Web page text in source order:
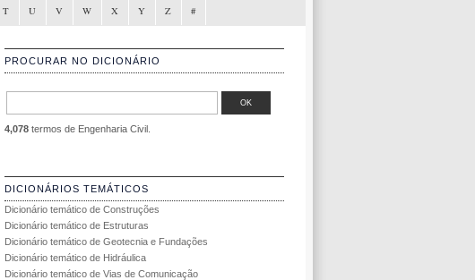
T U V W X Y Z #
PROCURAR NO DICIONÁRIO
4,078termos de Engenharia Civil.
DICIONÁRIOS TEMÁTICOS
Dicionário temático de Construções
Dicionário temático de Estruturas
Dicionário temático de Geotecnia e Fundações
Dicionário temático de Hidráulica
Dicionário temático de Vias de Comunicação